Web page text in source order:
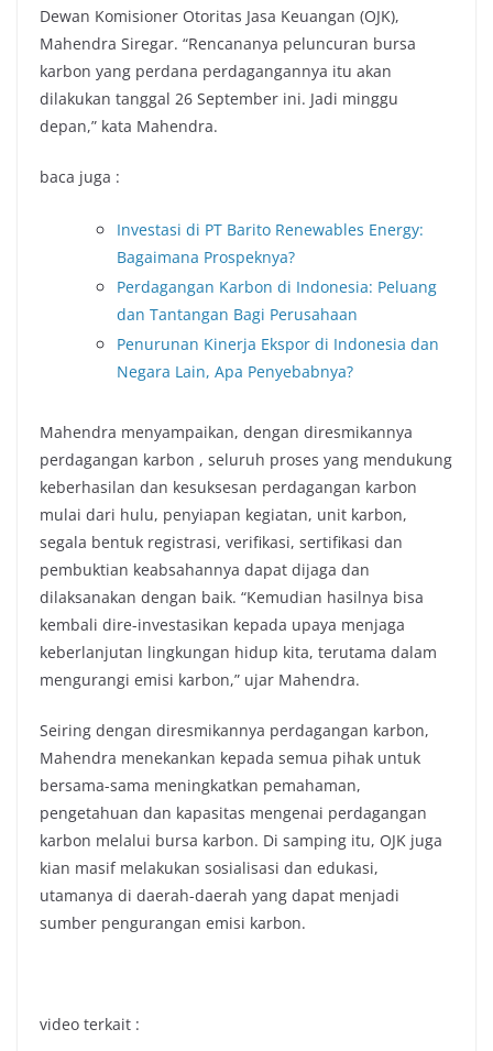
Dewan Komisioner Otoritas Jasa Keuangan (OJK),
Mahendra Siregar. “Rencananya peluncuran bursa
karbon yang perdana perdagangannya itu akan
dilakukan tanggal 26 September ini. Jadi minggu
depan,” kata Mahendra.
baca juga :
Investasi di PT Barito Renewables Energy:
Bagaimana Prospeknya?
Perdagangan Karbon di Indonesia: Peluang
dan Tantangan Bagi Perusahaan
Penurunan Kinerja Ekspor di Indonesia dan
Negara Lain, Apa Penyebabnya?
Mahendra menyampaikan, dengan diresmikannya
perdagangan karbon , seluruh proses yang mendukung
keberhasilan dan kesuksesan perdagangan karbon
mulai dari hulu, penyiapan kegiatan, unit karbon,
segala bentuk registrasi, verifikasi, sertifikasi dan
pembuktian keabsahannya dapat dijaga dan
dilaksanakan dengan baik. “Kemudian hasilnya bisa
kembali dire-investasikan kepada upaya menjaga
keberlanjutan lingkungan hidup kita, terutama dalam
mengurangi emisi karbon,” ujar Mahendra.
Seiring dengan diresmikannya perdagangan karbon,
Mahendra menekankan kepada semua pihak untuk
bersama-sama meningkatkan pemahaman,
pengetahuan dan kapasitas mengenai perdagangan
karbon melalui bursa karbon. Di samping itu, OJK juga
kian masif melakukan sosialisasi dan edukasi,
utamanya di daerah-daerah yang dapat menjadi
sumber pengurangan emisi karbon.
video terkait :